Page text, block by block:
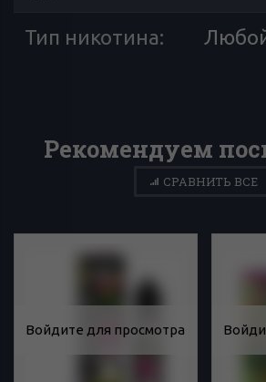
Тип никотина:
Рекомендуем
СРАВНИТЬ ВСЕ
Войдите для просмотра